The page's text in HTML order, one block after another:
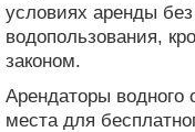
условиях аренды
водопользования,
законом.
Арендаторы водного
места для